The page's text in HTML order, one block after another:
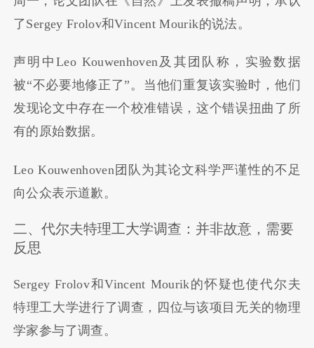
了Sergey Frolov和Vincent Mourik的说法。
声明中Leo Kouwenhoven及其团队称，实验数据
被“不必要地修正了”。当他们重复该实验时，他们
发现论文中存在一个校准错误，这个错误扭曲了所
有的原始数据。
Leo Kouwenhoven团队为其论文科学严谨性的不足
向公众表示道歉。
二、代尔夫特理工大学调查：并非故意，需要
反思
Sergey Frolov和Vincent Mourik的怀疑也使代尔夫
特理工大学进行了调查，四位与该项目无关的物理
学家参与了调查。